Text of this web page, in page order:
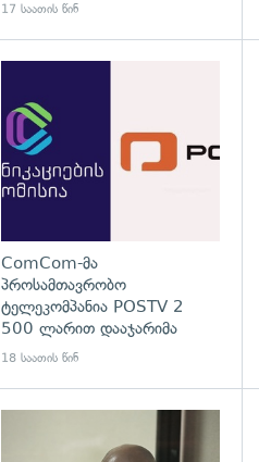
17 საათის წინ
ComCom-მა
პროსამთავრობო
ტელეკომპანია POSTV 2
500 ლარით დააჯარიმა
18 საათის წინ